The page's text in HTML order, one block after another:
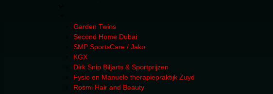
Garden Twins
Second Home Dubai
SMP SportsCare / Jako
KGX
Dirk Snip Biljarts & Sportprijzen
Fysio en Manuele therapiepraktijk Zuyd
Rosmi Hair and Beauty